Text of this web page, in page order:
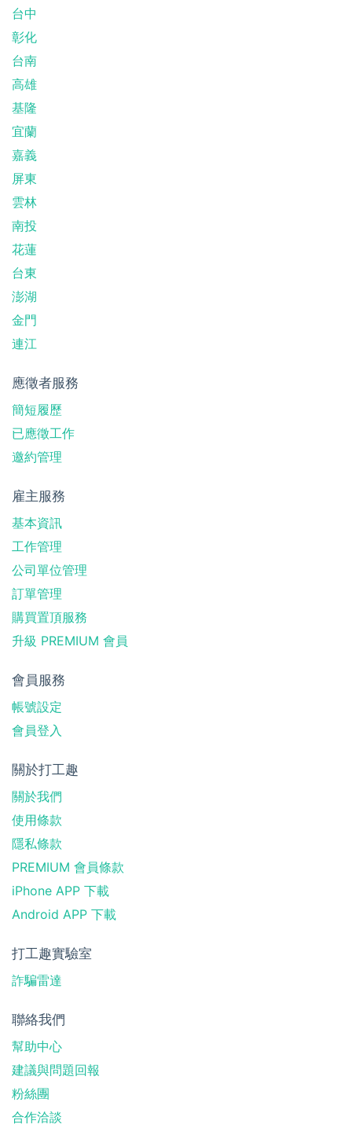
台中
彰化
台南
高雄
基隆
宜蘭
嘉義
屏東
雲林
南投
花蓮
台東
澎湖
金門
連江
應徵者服務
簡短履歷
已應徵工作
邀約管理
雇主服務
基本資訊
工作管理
公司單位管理
訂單管理
購買置頂服務
升級 PREMIUM 會員
會員服務
帳號設定
會員登入
關於打工趣
關於我們
使用條款
隱私條款
PREMIUM 會員條款
iPhone APP 下載
Android APP 下載
打工趣實驗室
詐騙雷達
聯絡我們
幫助中心
建議與問題回報
粉絲團
合作洽談